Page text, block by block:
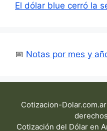
El dólar blue cerró la
📅 Notas por mes y
Cotizacion-
Cotización del Dólar en